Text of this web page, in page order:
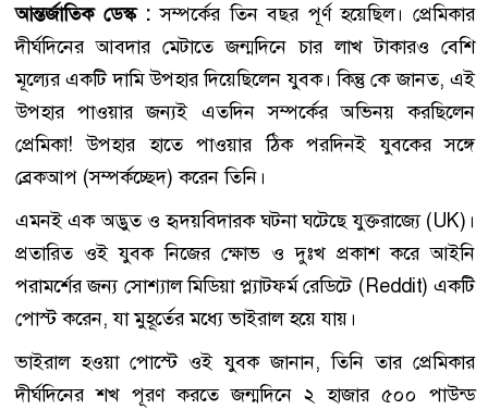
আন্তর্জাতিক ডেস্ক : সম্পর্কের তিন বছর পূর্ণ হয়েছিল। প্রেমিকার
দীর্ঘদিনের আবদার মেটাতে জন্মদিনে চার লাখ টাকারও বেশি
মূল্যের একটি দামি উপহার দিয়েছিলেন যুবক। কিন্তু কে জানত, এই
উপহার পাওয়ার জন্যই এতদিন সম্পর্কের অভিনয় করছিলেন
প্রেমিকা! উপহার হাতে পাওয়ার ঠিক পরদিনই যুবকের সঙ্গে
ব্রেকআপ (সম্পর্কচ্ছেদ) করেন তিনি।
এমনই এক অদ্ভুত ও হৃদয়বিদারক ঘটনা ঘটেছে যুক্তরাজ্যে (UK)।
প্রতারিত ওই যুবক নিজের ক্ষোভ ও দুঃখ প্রকাশ করে আইনি
পরামর্শের জন্য সোশ্যাল মিডিয়া প্ল্যাটফর্ম রেডিটে (Reddit) একটি
পোস্ট করেন, যা মুহূর্তের মধ্যে ভাইরাল হয়ে যায়।
ভাইরাল হওয়া পোস্টে ওই যুবক জানান, তিনি তার প্রেমিকার
দীর্ঘদিনের শখ পূরণ করতে জন্মদিনে ২ হাজার ৫০০ পাউন্ড